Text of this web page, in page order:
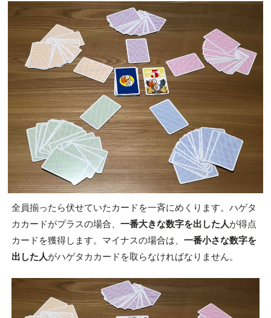
全員揃ったら伏せていたカードを一斉にめくります。ハゲタ
カカードがプラスの場合、 一番大きな数字を出した人が得点
カードを獲得します。マイナスの場合は、 一番小さな数字を
出した人がハゲタカカードを取らなければなりません。